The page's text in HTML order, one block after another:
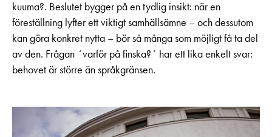
kuuma?. Beslutet bygger på en tydlig insikt: när en
föreställning lyfter ett viktigt samhällsämne – och dessutom
kan göra konkret nytta – bör så många som möjligt få ta del
av den. Frågan ´varför på finska?´ har ett lika enkelt svar:
behovet är större än språkgränsen.